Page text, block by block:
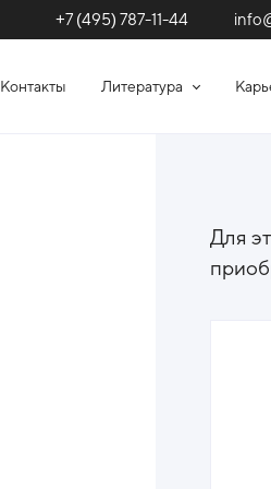
+7 (495) 787-11-44
Контакты Литература
Для